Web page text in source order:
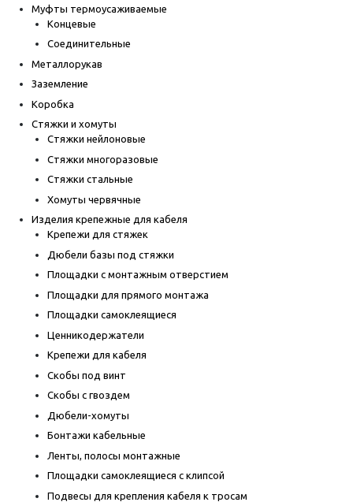
Муфты термоусаживаемые
Концевые
Соединительные
Металлорукав
Заземление
Коробка
Стяжки и хомуты
Стяжки нейлоновые
Стяжки многоразовые
Стяжки стальные
Хомуты червячные
Изделия крепежные для кабеля
Крепежи для стяжек
Дюбели базы под стяжки
Площадки с монтажным отверстием
Площадки для прямого монтажа
Площадки самоклеящиеся
Ценникодержатели
Крепежи для кабеля
Скобы под винт
Скобы с гвоздем
Дюбели-хомуты
Бонтажи кабельные
Ленты, полосы монтажные
Площадки самоклеящиеся с клипсой
Подвесы для крепления кабеля к тросам